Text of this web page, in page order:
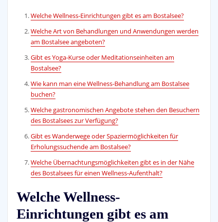
Welche Wellness-Einrichtungen gibt es am Bostalsee?
Welche Art von Behandlungen und Anwendungen werden
am Bostalsee angeboten?
Gibt es Yoga-Kurse oder Meditationseinheiten am
Bostalsee?
Wie kann man eine Wellness-Behandlung am Bostalsee
buchen?
Welche gastronomischen Angebote stehen den Besuchern
des Bostalsees zur Verfügung?
Gibt es Wanderwege oder Spaziermöglichkeiten für
Erholungssuchende am Bostalsee?
Welche Übernachtungsmöglichkeiten gibt es in der Nähe
des Bostalsees für einen Wellness-Aufenthalt?
Welche Wellness-
Einrichtungen gibt es am